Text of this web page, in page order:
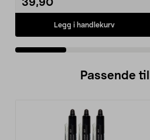
39,90
Legg i handlekurv
Passende